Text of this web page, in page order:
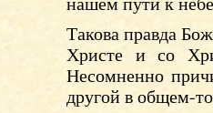
Такова правда
Христе и со
Несомненно
другой в общем-